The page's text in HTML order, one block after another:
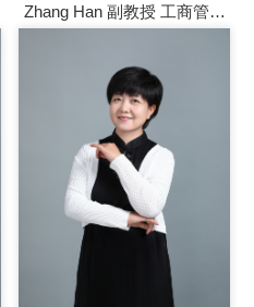
Zhang Han 副教授 工商管理
生导师